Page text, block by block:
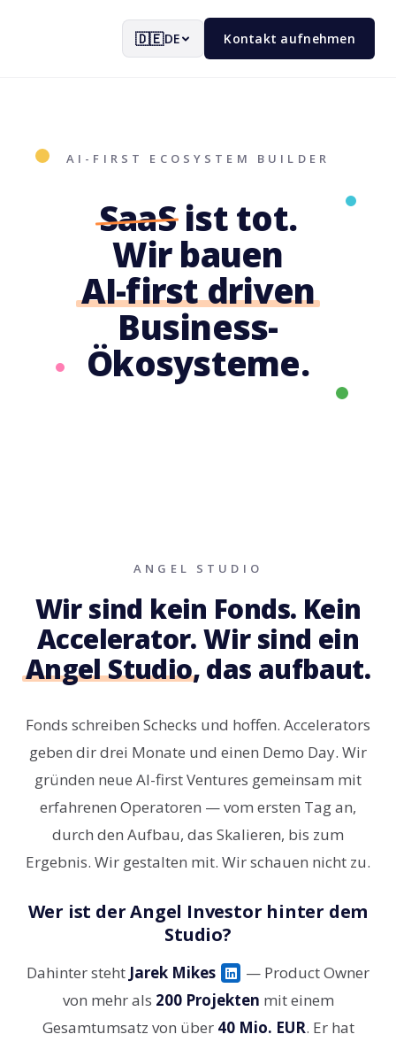
🇩🇪DE Kontakt aufnehmen
AI-FIRST ECOSYSTEM BUILDER
SaaSist tot.
Wir bauen
AI-first driven
Business-
Ökosysteme.
ANGEL STUDIO
Wir sind kein Fonds. Kein
Accelerator. Wir sind ein
Angel Studio, das aufbaut.
Fonds schreiben Schecks und hoffen. Accelerators
geben dir drei Monate und einen Demo Day. Wir
gründen neue AI-first Ventures gemeinsam mit
erfahrenen Operatoren — vom ersten Tag an,
durch den Aufbau, das Skalieren, bis zum
Ergebnis. Wir gestalten mit. Wir schauen nicht zu.
Wer ist der Angel Investor hinter dem
Studio?
Dahinter steht Jarek Mikes
— Product Owner
von mehr als 200 Projekten mit einem
Gesamtumsatz von über 40 Mio. EUR. Er hat